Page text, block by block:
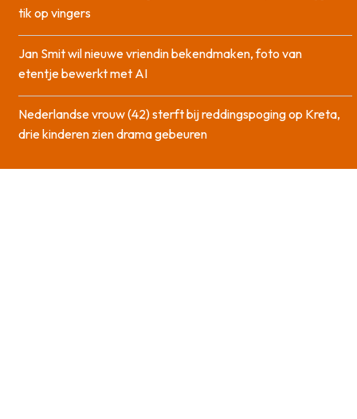
tik op vingers
Jan Smit wil nieuwe vriendin bekendmaken, foto van
etentje bewerkt met AI
Nederlandse vrouw (42) sterft bij reddingspoging op Kreta,
drie kinderen zien drama gebeuren